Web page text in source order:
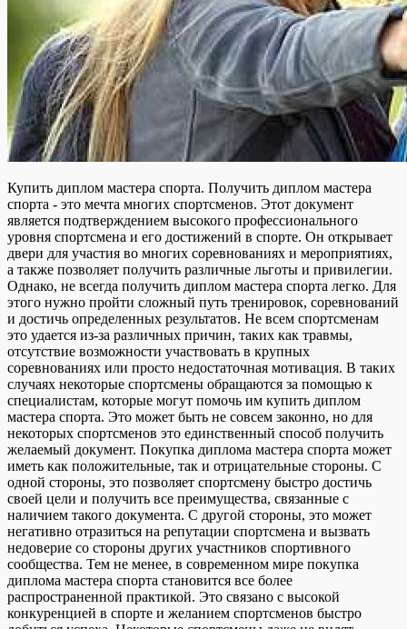
Купить диплом мастера спорта. Получить диплом мастера
спорта - это мечта многих спортсменов. Этот документ
является подтверждением высокого профессионального
уровня спортсмена и его достижений в спорте. Он открывает
двери для участия во многих соревнованиях и мероприятиях,
а также позволяет получить различные льготы и привилегии.
Однако, не всегда получить диплом мастера спорта легко. Для
этого нужно пройти сложный путь тренировок, соревнований
и достичь определенных результатов. Не всем спортсменам
это удается из-за различных причин, таких как травмы,
отсутствие возможности участвовать в крупных
соревнованиях или просто недостаточная мотивация. В таких
случаях некоторые спортсмены обращаются за помощью к
специалистам, которые могут помочь им купить диплом
мастера спорта. Это может быть не совсем законно, но для
некоторых спортсменов это единственный способ получить
желаемый документ. Покупка диплома мастера спорта может
иметь как положительные, так и отрицательные стороны. С
одной стороны, это позволяет спортсмену быстро достичь
своей цели и получить все преимущества, связанные с
наличием такого документа. С другой стороны, это может
негативно отразиться на репутации спортсмена и вызвать
недоверие со стороны других участников спортивного
сообщества. Тем не менее, в современном мире покупка
диплома мастера спорта становится все более
распространенной практикой. Это связано с высокой
конкуренцией в спорте и желанием спортсменов быстро